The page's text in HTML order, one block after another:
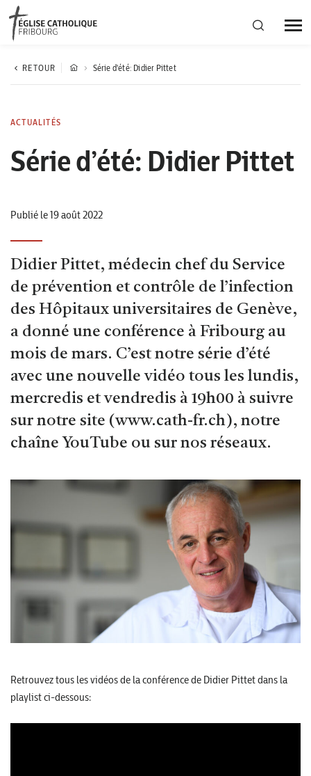
Région diocésaine
Agenda
RETOUR Série d'été: Didier Pittet
ACTUALITÉS
Série d’été: Didier Pittet
Publié le 19 août 2022
Didier Pittet, médecin chef du Service
de prévention et contrôle de l’infection
des Hôpitaux universitaires de Genève,
a donné une conférence à Fribourg au
mois de mars. C’est notre série d’été
avec une nouvelle vidéo tous les lundis,
mercredis et vendredis à 19h00 à suivre
sur notre site (www.cath-fr.ch), notre
chaîne YouTube ou sur nos réseaux.
Retrouvez tous les vidéos de la conférence de Didier Pittet dans la
playlist ci-dessous: